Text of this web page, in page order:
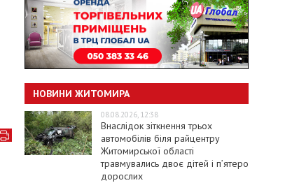
НОВИНИ ЖИТОМИРА
08.08.2026, 12:38
Внаслідок зіткнення трьох
автомобілів біля райцентру
Житомирської області
травмувались двоє дітей і пʼятеро
дорослих